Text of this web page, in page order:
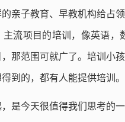
亲子教育、早教机构给占
流项目的培训，像英语
那范围可就广了。培训小
到的，都有人能提供培训。
是今天很值得我们思考的